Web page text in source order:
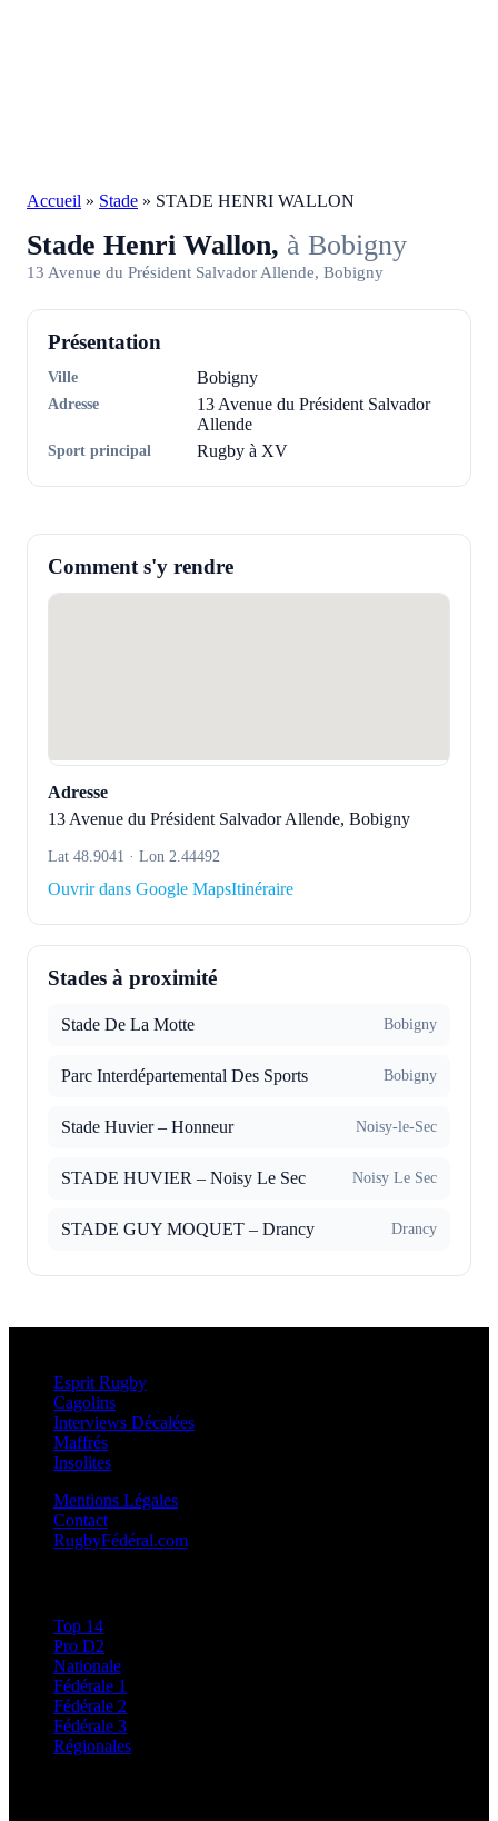
Accueil » Stade » STADE HENRI WALLON
Stade Henri Wallon, à Bobigny
13 Avenue du Président Salvador Allende, Bobigny
Présentation
Ville Bobigny
Adresse
13 Avenue du Président Salvador
Allende
Sport principal Rugby à XV
Comment s'y rendre
Adresse
13 Avenue du Président Salvador Allende, Bobigny
Lat 48.9041 · Lon 2.44492
Ouvrir dans Google MapsItinéraire
Stades à proximité
Stade De La Motte Bobigny
Parc Interdépartemental Des Sports Bobigny
Stade Huvier – Honneur Noisy-le-Sec
STADE HUVIER – Noisy Le Sec Noisy Le Sec
STADE GUY MOQUET – Drancy Drancy
Esprit Rugby
Cagolins
Interviews Décalées
Maffrés
Insolites
Mentions Légales
Contact
RugbyFédéral.com
Top 14
Pro D2
Nationale
Fédérale 1
Fédérale 2
Fédérale 3
Régionales